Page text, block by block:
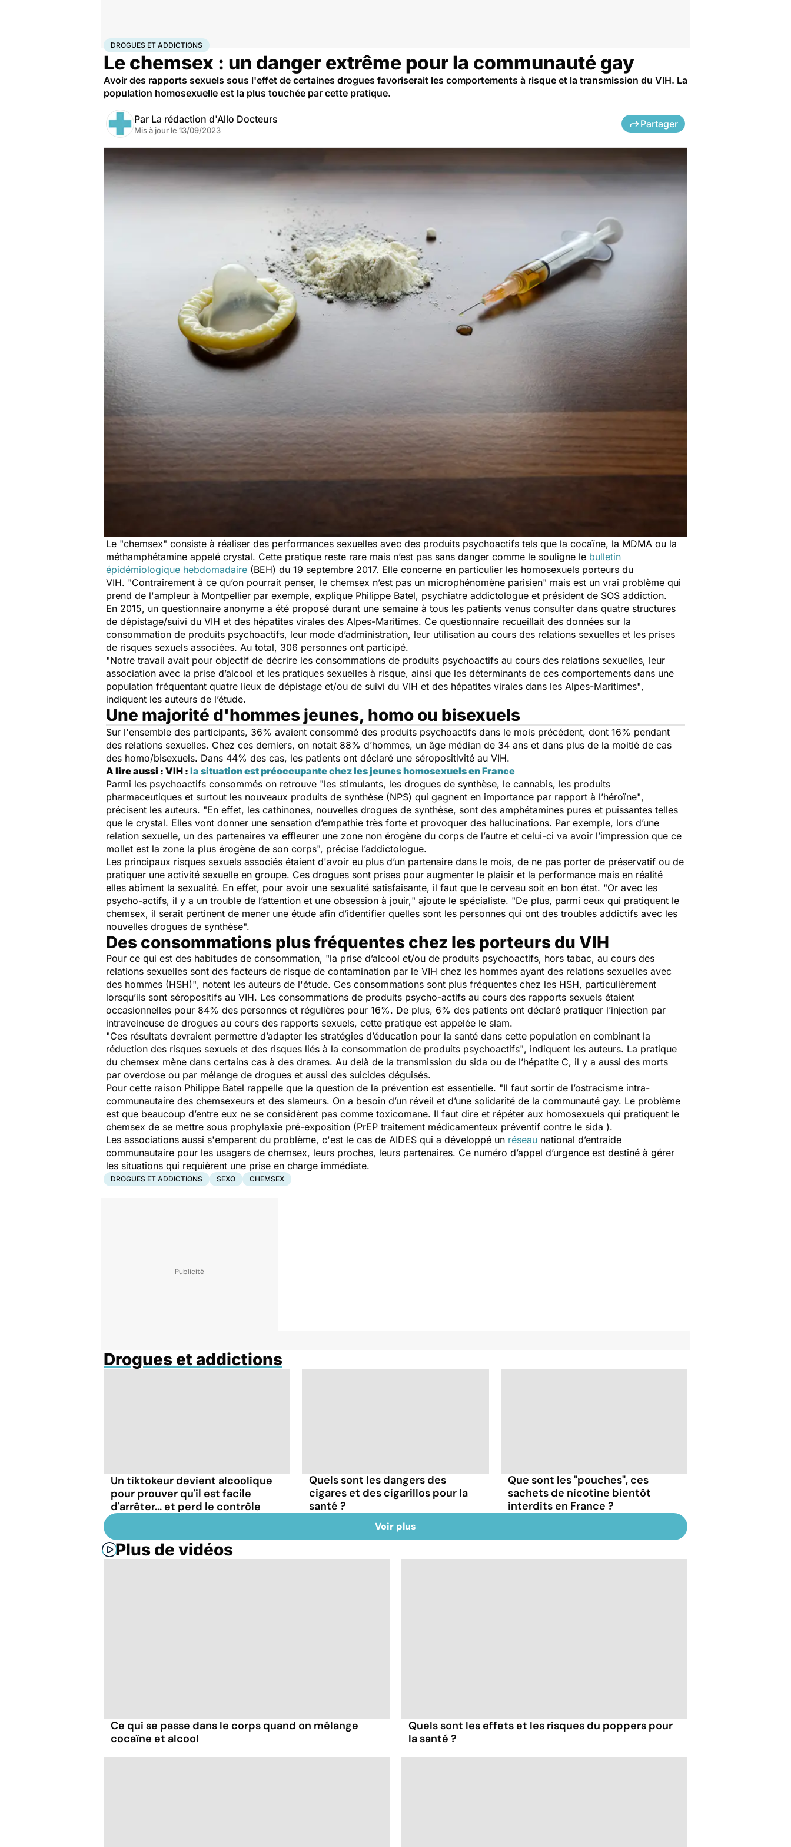
AccueilSanté MaladiesDrogues et addictions
DROGUES ET ADDICTIONS
Le chemsex : un danger extrême pour la communauté gay
Avoir des rapports sexuels sous l'effet de certaines drogues favoriserait les comportements à risque et la transmission du VIH. La
population homosexuelle est la plus touchée par cette pratique.
Par La rédaction d'Allo Docteurs
Mis à jour le 13/09/2023
Partager
Le "chemsex" consiste à réaliser des performances sexuelles avec des produits psychoactifs tels que la cocaïne, la MDMA ou la
méthamphétamine appelé crystal. Cette pratique reste rare mais n’est pas sans danger comme le souligne le bulletin
épidémiologique hebdomadaire (BEH) du 19 septembre 2017. Elle concerne en particulier les homosexuels porteurs du
VIH. "Contrairement à ce qu’on pourrait penser, le chemsex n’est pas un microphénomène parisien" mais est un vrai problème qui
prend de l'ampleur à Montpellier par exemple, explique Philippe Batel, psychiatre addictologue et président de SOS addiction.
En 2015, un questionnaire anonyme a été proposé durant une semaine à tous les patients venus consulter dans quatre structures
de dépistage/suivi du VIH et des hépatites virales des Alpes-Maritimes. Ce questionnaire recueillait des données sur la
consommation de produits psychoactifs, leur mode d’administration, leur utilisation au cours des relations sexuelles et les prises
de risques sexuels associées. Au total, 306 personnes ont participé.
"Notre travail avait pour objectif de décrire les consommations de produits psychoactifs au cours des relations sexuelles, leur
association avec la prise d’alcool et les pratiques sexuelles à risque, ainsi que les déterminants de ces comportements dans une
population fréquentant quatre lieux de dépistage et/ou de suivi du VIH et des hépatites virales dans les Alpes-Maritimes",
indiquent les auteurs de l’étude.
Une majorité d'hommes jeunes, homo ou bisexuels
Sur l'ensemble des participants, 36% avaient consommé des produits psychoactifs dans le mois précédent, dont 16% pendant
des relations sexuelles. Chez ces derniers, on notait 88% d’hommes, un âge médian de 34 ans et dans plus de la moitié de cas
des homo/bisexuels. Dans 44% des cas, les patients ont déclaré une séropositivité au VIH.
A lire aussi : VIH : la situation est préoccupante chez les jeunes homosexuels en France
Parmi les psychoactifs consommés on retrouve "les stimulants, les drogues de synthèse, le cannabis, les produits
pharmaceutiques et surtout les nouveaux produits de synthèse (NPS) qui gagnent en importance par rapport à l’héroïne",
précisent les auteurs. "En effet, les cathinones, nouvelles drogues de synthèse, sont des amphétamines pures et puissantes telles
que le crystal. Elles vont donner une sensation d’empathie très forte et provoquer des hallucinations. Par exemple, lors d’une
relation sexuelle, un des partenaires va effleurer une zone non érogène du corps de l’autre et celui-ci va avoir l’impression que ce
mollet est la zone la plus érogène de son corps", précise l’addictologue.
Les principaux risques sexuels associés étaient d'avoir eu plus d’un partenaire dans le mois, de ne pas porter de préservatif ou de
pratiquer une activité sexuelle en groupe. Ces drogues sont prises pour augmenter le plaisir et la performance mais en réalité
elles abîment la sexualité. En effet, pour avoir une sexualité satisfaisante, il faut que le cerveau soit en bon état. "Or avec les
psycho-actifs, il y a un trouble de l’attention et une obsession à jouir," ajoute le spécialiste. "De plus, parmi ceux qui pratiquent le
chemsex, il serait pertinent de mener une étude afin d’identifier quelles sont les personnes qui ont des troubles addictifs avec les
nouvelles drogues de synthèse".
Des consommations plus fréquentes chez les porteurs du VIH
Pour ce qui est des habitudes de consommation, "la prise d’alcool et/ou de produits psychoactifs, hors tabac, au cours des
relations sexuelles sont des facteurs de risque de contamination par le VIH chez les hommes ayant des relations sexuelles avec
des hommes (HSH)", notent les auteurs de l'étude. Ces consommations sont plus fréquentes chez les HSH, particulièrement
lorsqu’ils sont séropositifs au VIH. Les consommations de produits psycho-actifs au cours des rapports sexuels étaient
occasionnelles pour 84% des personnes et régulières pour 16%. De plus, 6% des patients ont déclaré pratiquer l’injection par
intraveineuse de drogues au cours des rapports sexuels, cette pratique est appelée le slam.
"Ces résultats devraient permettre d’adapter les stratégies d’éducation pour la santé dans cette population en combinant la
réduction des risques sexuels et des risques liés à la consommation de produits psychoactifs", indiquent les auteurs. La pratique
du chemsex mène dans certains cas à des drames. Au delà de la transmission du sida ou de l’hépatite C, il y a aussi des morts
par overdose ou par mélange de drogues et aussi des suicides déguisés.
Pour cette raison Philippe Batel rappelle que la question de la prévention est essentielle. "Il faut sortir de l’ostracisme intra-
communautaire des chemsexeurs et des slameurs. On a besoin d’un réveil et d’une solidarité de la communauté gay. Le problème
est que beaucoup d’entre eux ne se considèrent pas comme toxicomane. Il faut dire et répéter aux homosexuels qui pratiquent le
chemsex de se mettre sous prophylaxie pré-exposition (PrEP traitement médicamenteux préventif contre le sida ).
Les associations aussi s'emparent du problème, c'est le cas de AIDES qui a développé un réseau national d’entraide
communautaire pour les usagers de chemsex, leurs proches, leurs partenaires. Ce numéro d’appel d’urgence est destiné à gérer
les situations qui requièrent une prise en charge immédiate.
DROGUES ET ADDICTIONS SEXO CHEMSEX
Drogues et addictions
Un tiktokeur devient alcoolique
pour prouver qu'il est facile
d'arrêter... et perd le contrôle
Quels sont les dangers des
cigares et des cigarillos pour la
santé ?
Que sont les "pouches", ces
sachets de nicotine bientôt
interdits en France ?
Voir plus
Plus de vidéos
Ce qui se passe dans le corps quand on mélange
cocaïne et alcool
Quels sont les effets et les risques du poppers pour
la santé ?